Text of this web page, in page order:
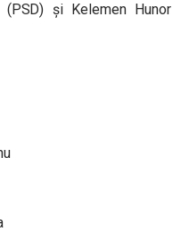
(PSD) și Kelemen Hunor